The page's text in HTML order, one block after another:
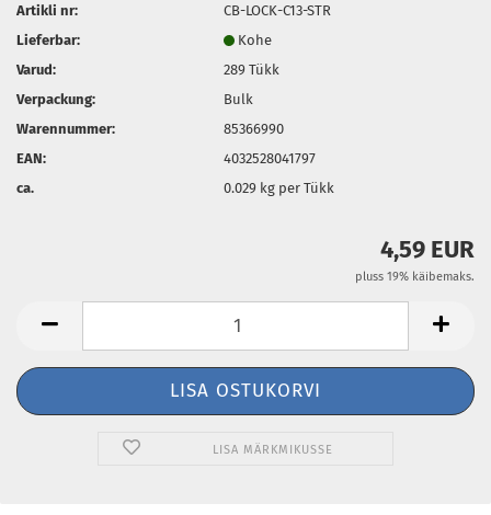
Artikli nr:
CB-LOCK-C13-STR
Lieferbar:
Kohe
Varud:
289Tükk
Verpackung:
Bulk
Warennummer:
85366990
EAN:
4032528041797
ca.
0.029 kg per Tükk
4,59 EUR
pluss 19% käibemaks.
LISA MÄRKMIKUSSE